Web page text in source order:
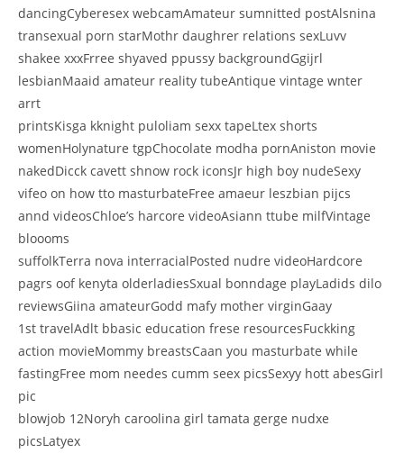
dancingCyberesex webcamAmateur sumnitted postAlsnina
transexual porn starMothr daughrer relations sexLuvv
shakee xxxFrree shyaved ppussy backgroundGgijrl
lesbianMaaid amateur reality tubeAntique vintage wnter
arrt
printsKisga kknight puloliam sexx tapeLtex shorts
womenHolynature tgpChocolate modha pornAniston movie
nakedDicck cavett shnow rock iconsJr high boy nudeSexy
vifeo on how tto masturbateFree amaeur leszbian pijcs
annd videosChloe’s harcore videoAsiann ttube milfVintage
bloooms
suffolkTerra nova interracialPosted nudre videoHardcore
pagrs oof kenyta olderladiesSxual bonndage playLadids dilo
reviewsGiina amateurGodd mafy mother virginGaay
1st travelAdlt bbasic education frese resourcesFuckking
action movieMommy breastsCaan you masturbate while
fastingFree mom needes cumm seex picsSexyy hott abesGirl
pic
blowjob 12Noryh caroolina girl tamata gerge nudxe
picsLatyex